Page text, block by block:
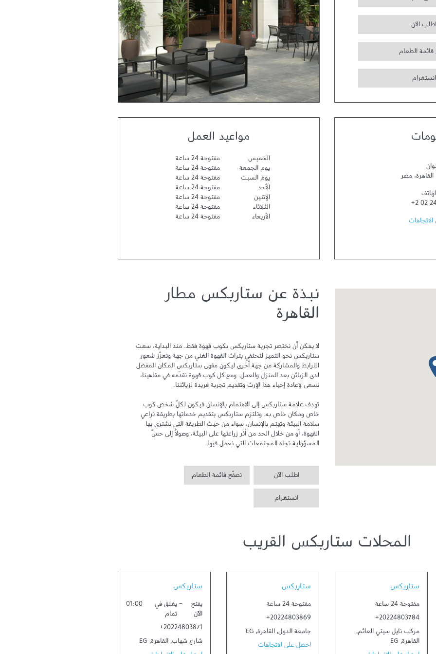
اطلب الآن
الطعام
انستغرام
القاهرة، مصر
+2 02
مواعيد العمل
الخميس
مفتوحة 24 ساعة
يوم الجمعة
مفتوحة 24 ساعة
يوم السبت
مفتوحة 24 ساعة
الأحد
مفتوحة 24 ساعة
الإثنين
مفتوحة 24 ساعة
الثلاثاء
مفتوحة 24 ساعة
الأربعاء
مفتوحة 24 ساعة
نبذة عن ستاربكس مطار
القاهرة
ستاربكس نحو التميز لتحتفي بتراث القهوة الغني من جهة وتعزّز شعور
المسؤولية تجاه المجتمعات التي نعمل فيها.
اطلب الآن تصفّح قائمة الطعام
انستغرام
المحلات ستاربكس القريب
ستاربكس
مفتوحة 24 ساعة
+20224803784
مركب نايل سيتي العائم,
القاهرة,
EG
ستاربكس
مفتوحة 24 ساعة
+20224803869
جامعة الدول, القاهرة,
EG
احصل على الاتجاهات
ستاربكس
يفتح
الآن
- يغلق في
تمام
01:00
+20224803871
شارع شهاب, القاهرة,
EG